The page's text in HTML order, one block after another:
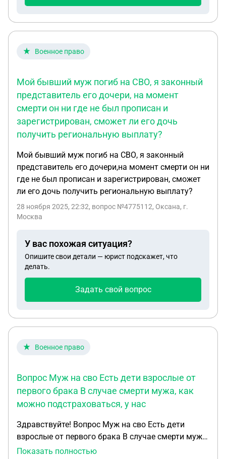
Военное право
Мой бывший муж погиб на СВО, я законный
представитель его дочери, на момент
смерти он ни где не был прописан и
зарегистрирован, сможет ли его дочь
получить региональную выплату?
Мой бывший муж погиб на СВО, я законный
представитель его дочери,на момент смерти он ни
где не был прописан и зарегистрирован, сможет
ли его дочь получить региональную выплату?
28 ноября 2025, 22:32, вопрос №4775112, Оксана, г.
Москва
У вас похожая ситуация?
Опишите свои детали — юрист подскажет, что
делать.
Задать свой вопрос
Военное право
Вопрос Муж на сво Есть дети взрослые от
первого брака В случае смерти мужа, как
можно подстраховаться, у нас
Здравствуйте! Вопрос Муж на сво Есть дети
взрослые от первого брака В случае смерти мужа
, как можно подстраховаться , у нас общий
Показать полностью